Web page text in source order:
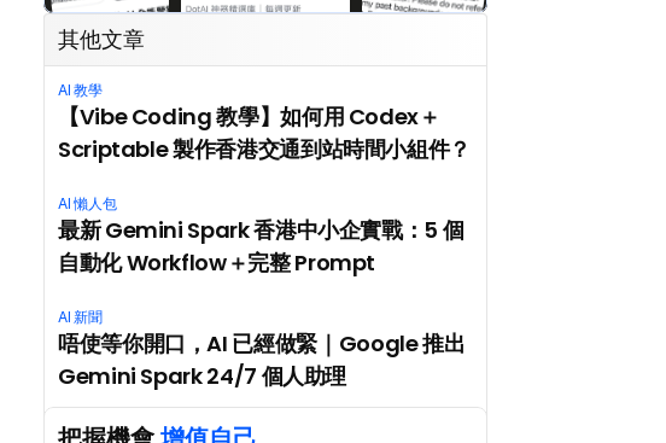
其他文章
AI 教學
【Vibe Coding 教學】如何用 Codex＋
Scriptable 製作香港交通到站時間小組件？
AI 懶人包
最新 Gemini Spark 香港中小企實戰：5 個
自動化 Workflow＋完整 Prompt
AI 新聞
唔使等你開口，AI 已經做緊｜Google 推出
Gemini Spark 24/7 個人助理